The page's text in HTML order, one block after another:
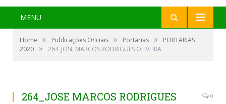
MENU
Home » Publicações Oficiais » Portarias »
PORTARIAS
2020 » 264_JOSE MARCOS RODRIGUES OLIVEIRA
264_JOSE MARCOS RODRIGUES
0